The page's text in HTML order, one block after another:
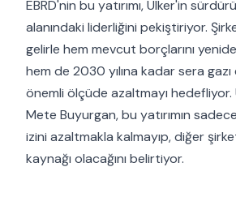
EBRD'nin bu yatırımı, Ülker'in
alanındaki liderliğini pekiştiriyor.
gelirle hem mevcut borçlarını
hem de 2030 yılına kadar sera gazı
önemli ölçüde azaltmayı hedefliyor.
Mete Buyurgan, bu yatırımın
izini azaltmakla kalmayıp, diğer
kaynağı olacağını belirtiyor.